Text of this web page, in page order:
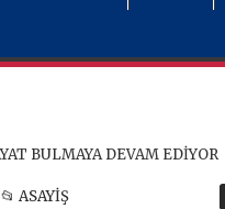
📂 ASAYİŞ